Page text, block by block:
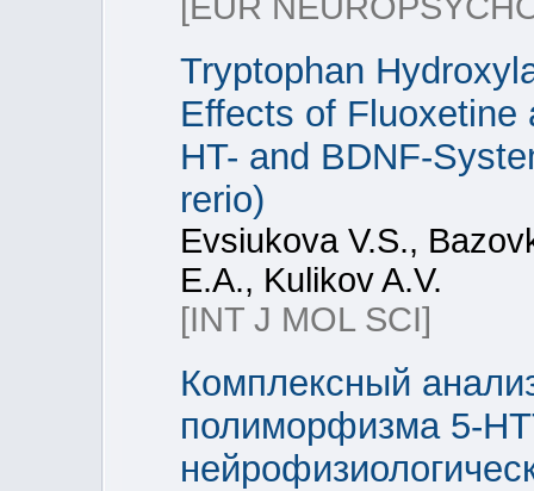
Tryptophan
Effects of Fluoxetine
HT- and BDNF-
rerio)
Evsiukova V.S.,
E.A., Kulikov A.V.
[INT J MOL SCI]
Комплексный
полиморфизма 5-